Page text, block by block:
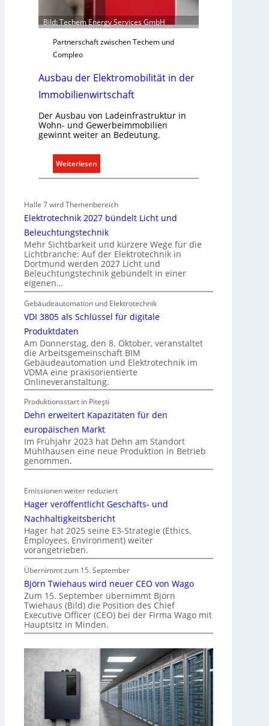
r
ü
n
Bild: Techem Energy Services GmbH
Partnerschaft zwischen Techem und
Compleo
Ausbau der Elektromobilität in der
Immobilienwirtschaft
Der Ausbau von Ladeinfrastruktur in
Wohn- und Gewerbeimmobilien
gewinnt weiter an Bedeutung.
Weiterlesen
A
b
u
d
e
r
E
l
e
t
r
o
m
o
b
i
l
i
t
ä
i
n
d
e
r
m
m
o
b
i
l
w
Halle 7 wird Themenbereich
Elektrotechnik 2027 bündelt Licht und
Beleuchtungstechnik
Mehr Sichtbarkeit und kürzere Wege für die
Lichtbranche: Auf der Elektrotechnik in
Dortmund werden 2027 Licht und
Beleuchtungstechnik gebündelt in einer
eigenen…
Gebäudeautomation und Elektrotechnik
VDI 3805 als Schlüssel für digitale
Produktdaten
Am Donnerstag, den 8. Oktober, veranstaltet
die Arbeitsgemeinschaft BIM
Gebäudeautomation und Elektrotechnik im
VDMA eine praxisorientierte
Onlineveranstaltung.
Produktionsstart in Piteşti
Dehn erweitert Kapazitäten für den
europäischen Markt
Im Frühjahr 2023 hat Dehn am Standort
Mühlhausen eine neue Produktion in Betrieb
genommen.
Emissionen weiter reduziert
Hager veröffentlicht Geschäfts- und
Nachhaltigkeitsbericht
Hager hat 2025 seine E3-Strategie (Ethics,
Employees, Environment) weiter
vorangetrieben.
Übernimmt zum 15. September
Björn Twiehaus wird neuer CEO von Wago
Zum 15. September übernimmt Björn
Twiehaus (Bild) die Position des Chief
Executive Officer (CEO) bei der Firma Wago mit
Hauptsitz in Minden.